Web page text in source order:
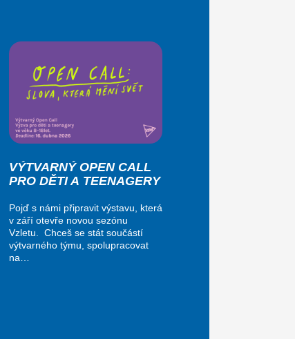
VÝTVARNÝ OPEN CALL
PRO DĚTI A TEENAGERY
Pojď s námi připravit výstavu, která
v září otevře novou sezónu
Vzletu. Chceš se stát součástí
výtvarného týmu, spolupracovat
na…